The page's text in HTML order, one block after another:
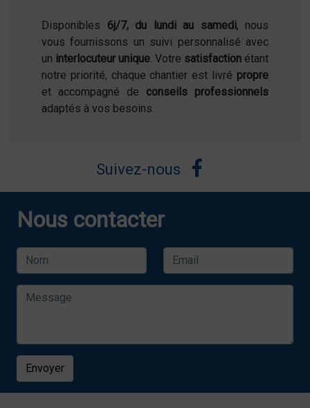
Disponibles 6j/7, du lundi au samedi, nous
vous fournissons un suivi personnalisé avec
un interlocuteur unique. Votre satisfaction étant
notre priorité, chaque chantier est livré propre
et accompagné de conseils professionnels
adaptés à vos besoins.
Suivez-nous
Nous contacter
Envoyer